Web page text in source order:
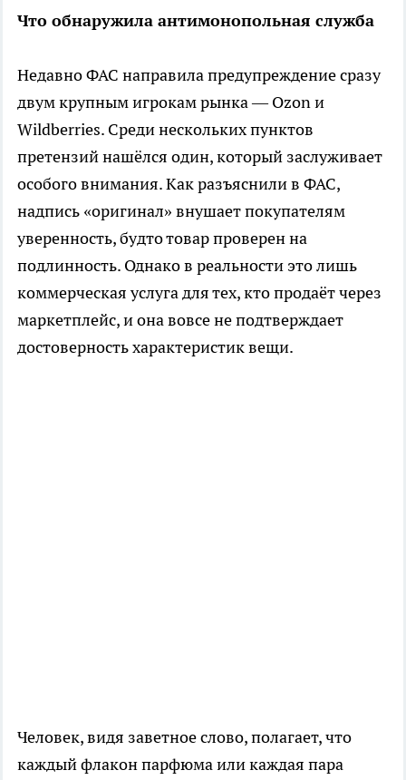
Что обнаружила антимонопольная служба
Недавно ФАС направила предупреждение сразу
двум крупным игрокам рынка — Ozon и
Wildberries. Среди нескольких пунктов
претензий нашёлся один, который заслуживает
особого внимания. Как разъяснили в ФАС,
надпись «оригинал» внушает покупателям
уверенность, будто товар проверен на
подлинность. Однако в реальности это лишь
коммерческая услуга для тех, кто продаёт через
маркетплейс, и она вовсе не подтверждает
достоверность характеристик вещи.
Человек, видя заветное слово, полагает, что
каждый флакон парфюма или каждая пара